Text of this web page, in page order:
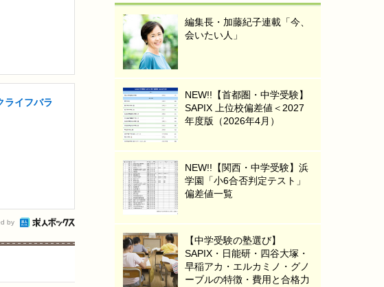
ライフバラ
by
編集長・加藤紀子連載「今、
会いたい人」
NEW!!【首都圏・中学受験】
SAPIX 上位校偏差値＜2027
年度版（2026年4月）
NEW!!【関西・中学受験】浜
学園「小6合否判定テスト」
偏差値一覧
【中学受験の塾選び】
SAPIX・日能研・四谷大塚・
早稲アカ・エルカミノ・グノ
ーブルの特徴・費用と合格力